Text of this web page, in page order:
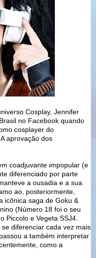
Cosplay, Jennifer
no Facebook quando
cosplayer do
aprovação dos
coadjuvante impopular (e
diferenciado por parte
a ousadia e a sua
ao, posteriormente,
icônica saga de Goku &
(Número 18 foi o seu
Piccolo e Vegeta SSJ4.
diferenciar cada vez mais
a também interpretar
como a